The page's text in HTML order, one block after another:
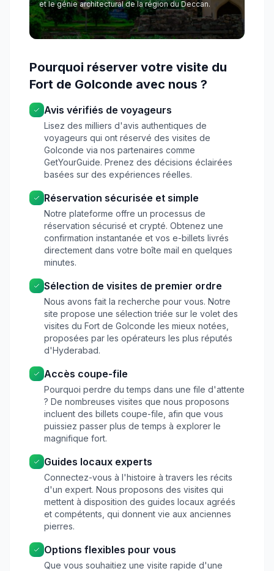
et le génie architectural de la région du Deccan.
Pourquoi réserver votre visite du
Fort de Golconde avec nous ?
Avis vérifiés de voyageurs
Lisez des milliers d'avis authentiques de
voyageurs qui ont réservé des visites de
Golconde via nos partenaires comme
GetYourGuide. Prenez des décisions éclairées
basées sur des expériences réelles.
Réservation sécurisée et simple
Notre plateforme offre un processus de
réservation sécurisé et crypté. Obtenez une
confirmation instantanée et vos e-billets livrés
directement dans votre boîte mail en quelques
minutes.
Sélection de visites de premier ordre
Nous avons fait la recherche pour vous. Notre
site propose une sélection triée sur le volet des
visites du Fort de Golconde les mieux notées,
proposées par les opérateurs les plus réputés
d'Hyderabad.
Accès coupe-file
Pourquoi perdre du temps dans une file d'attente
? De nombreuses visites que nous proposons
incluent des billets coupe-file, afin que vous
puissiez passer plus de temps à explorer le
magnifique fort.
Guides locaux experts
Connectez-vous à l'histoire à travers les récits
d'un expert. Nous proposons des visites qui
mettent à disposition des guides locaux agréés
et compétents, qui donnent vie aux anciennes
pierres.
Options flexibles pour vous
Que vous souhaitiez une visite rapide d'une